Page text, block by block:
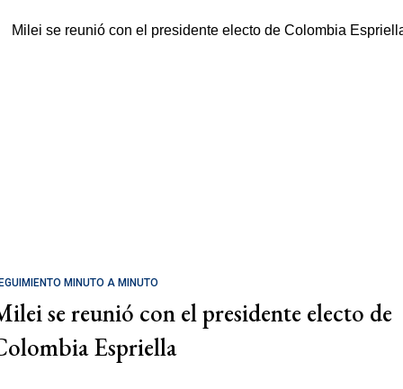
MINUTO A MINUTO
se reunió con el presidente electo de
Espriella